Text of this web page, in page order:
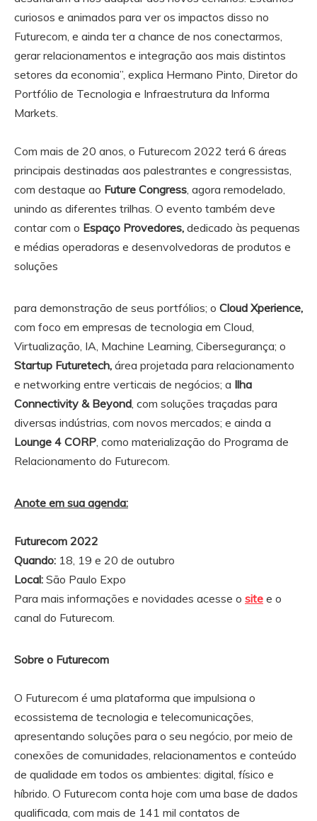
curiosos e animados para ver os impactos disso no
Futurecom, e ainda ter a chance de nos conectarmos,
gerar relacionamentos e integração aos mais distintos
setores da economia”, explica Hermano Pinto, Diretor do
Portfólio de Tecnologia e Infraestrutura da Informa
Markets.
Com mais de 20 anos, o Futurecom 2022 terá 6 áreas
principais destinadas aos palestrantes e congressistas,
com destaque ao Future Congress, agora remodelado,
unindo as diferentes trilhas. O evento também deve
contar com o Espaço Provedores, dedicado às pequenas
e médias operadoras e desenvolvedoras de produtos e
soluções
para demonstração de seus portfólios; o Cloud Xperience,
com foco em empresas de tecnologia em Cloud,
Virtualização, IA, Machine Learning, Cibersegurança; o
Startup Futuretech, área projetada para relacionamento
e networking entre verticais de negócios; a Ilha
Connectivity & Beyond, com soluções traçadas para
diversas indústrias, com novos mercados; e ainda a
Lounge 4 CORP, como materialização do Programa de
Relacionamento do Futurecom.
Anote em sua agenda:
Futurecom 2022
Quando: 18, 19 e 20 de outubro
Local: São Paulo Expo
Para mais informações e novidades acesse o site e o
canal do Futurecom.
Sobre o Futurecom
O Futurecom é uma plataforma que impulsiona o
ecossistema de tecnologia e telecomunicações,
apresentando soluções para o seu negócio, por meio de
conexões de comunidades, relacionamentos e conteúdo
de qualidade em todos os ambientes: digital, físico e
híbrido. O Futurecom conta hoje com uma base de dados
qualificada, com mais de 141 mil contatos de